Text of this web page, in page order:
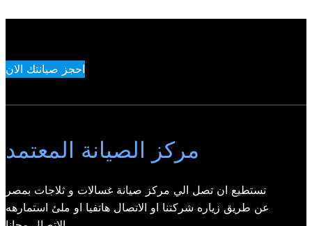
احجز صيانتك الان
مركز الصيانة المعتمد
تستطيع ان تصل الي مركز صيانة غسالات و ثلاجات بمصر
عن طريق زياره شركتنا او الاتصال هاتفيا او ملئ استمارهه